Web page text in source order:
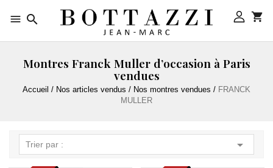
  
Montres Franck Muller d’occasion à Paris
vendues
Accueil Nos articles vendus Nos montres vendues
FRANCK
MULLER
Trier par : 